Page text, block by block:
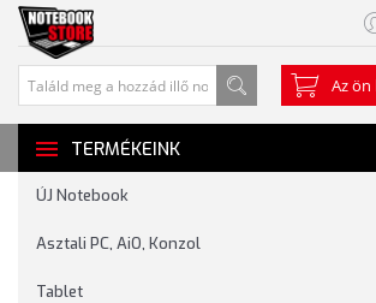
Az ön
TERMÉKEINK
ÚJ Notebook
Asztali PC, AiO, Konzol
Tablet